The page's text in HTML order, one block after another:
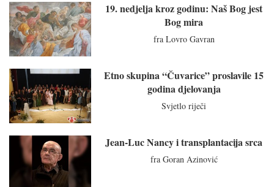
19. nedjelja kroz godinu: Naš Bog jest
Bog mira
fra Lovro Gavran
Etno skupina “Čuvarice” proslavile 15
godina djelovanja
Svjetlo riječi
Jean-Luc Nancy i transplantacija srca
fra Goran Azinović